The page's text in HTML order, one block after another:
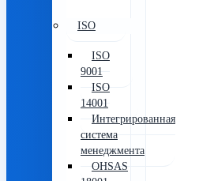
ISO
ISO
9001
ISO
14001
Интегрированная
система
менеджмента
OHSAS